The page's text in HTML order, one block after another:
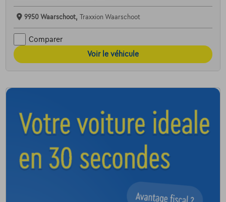
9950 Waarschoot, Traxxion Waarschoot
Comparer
Voir le véhicule